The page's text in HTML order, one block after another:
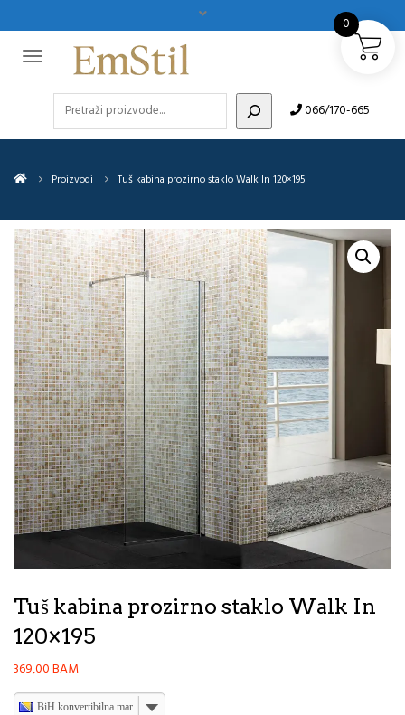
066/170-665
Proizvodi Tuš kabina prozirno staklo Walk In 120×195
Tuš kabina prozirno staklo Walk In
120×195
369,00BAM
BiH konvertibilna marka
0